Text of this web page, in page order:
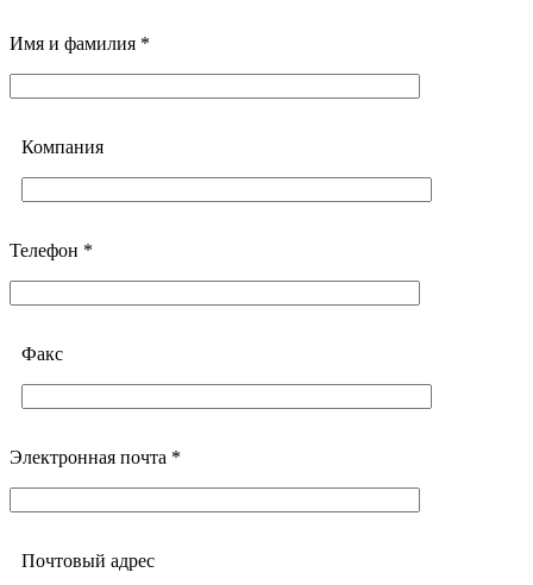
Имя и фамилия *
Компания
Телефон *
Факс
Электронная почта *
Почтовый адреc